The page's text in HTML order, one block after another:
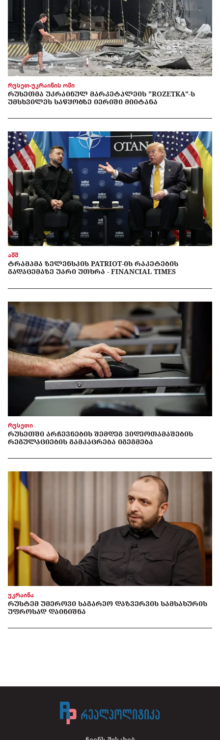
რუსეთ-უკრაინის ომი
ᲠᲣᲡᲔᲗᲛᲐ ᲣᲙᲠᲐᲘᲜᲣᲚ ᲛᲐᲠᲙᲔᲢᲞᲚᲔᲘᲡ "ROZETKA"-Ს
ᲣᲛᲡᲮᲕᲘᲚᲔᲡ ᲡᲐᲬᲧᲝᲑᲖᲔ ᲘᲔᲠᲘᲨᲘ ᲛᲘᲘᲢᲐᲜᲐ
აშშ
ᲢᲠᲐᲛᲞᲛᲐ ᲖᲔᲚᲔᲜᲡᲙᲘᲡ PATRIOT-ᲘᲡ ᲠᲐᲙᲔᲢᲔᲑᲘᲡ
ᲒᲐᲓᲐᲪᲔᲛᲐᲖᲔ ᲣᲐᲠᲘ ᲣᲗᲮᲠᲐ - FINANCIAL TIMES
რუსეთი
ᲠᲣᲡᲔᲗᲨᲘ ᲐᲠᲩᲔᲕᲜᲔᲑᲘᲡ ᲨᲔᲛᲓᲔᲒ ᲕᲘᲓᲔᲝᲗᲐᲛᲐᲨᲔᲑᲘᲡ
ᲠᲔᲒᲣᲚᲐᲪᲘᲔᲑᲘᲡ ᲒᲐᲛᲙᲐᲪᲠᲔᲑᲐ ᲘᲒᲔᲒᲛᲔᲑᲐ
უკრაინა
ᲠᲣᲡᲢᲔᲛ ᲣᲛᲔᲠᲝᲕᲘ ᲡᲐᲒᲐᲠᲔᲝ ᲓᲐᲖᲕᲔᲠᲕᲘᲡ ᲡᲐᲛᲡᲐᲮᲣᲠᲘᲡ
ᲣᲤᲠᲝᲡᲐᲓ ᲓᲐᲘᲜᲘᲨᲜᲐ